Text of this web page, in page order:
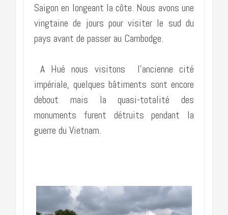
Saigon en longeant la côte. Nous avons une
vingtaine de jours pour visiter le sud du
pays avant de passer au Cambodge.
A Hué nous visitons l’ancienne cité
impériale, quelques bâtiments sont encore
debout mais la quasi-totalité des
monuments furent détruits pendant la
guerre du Vietnam.